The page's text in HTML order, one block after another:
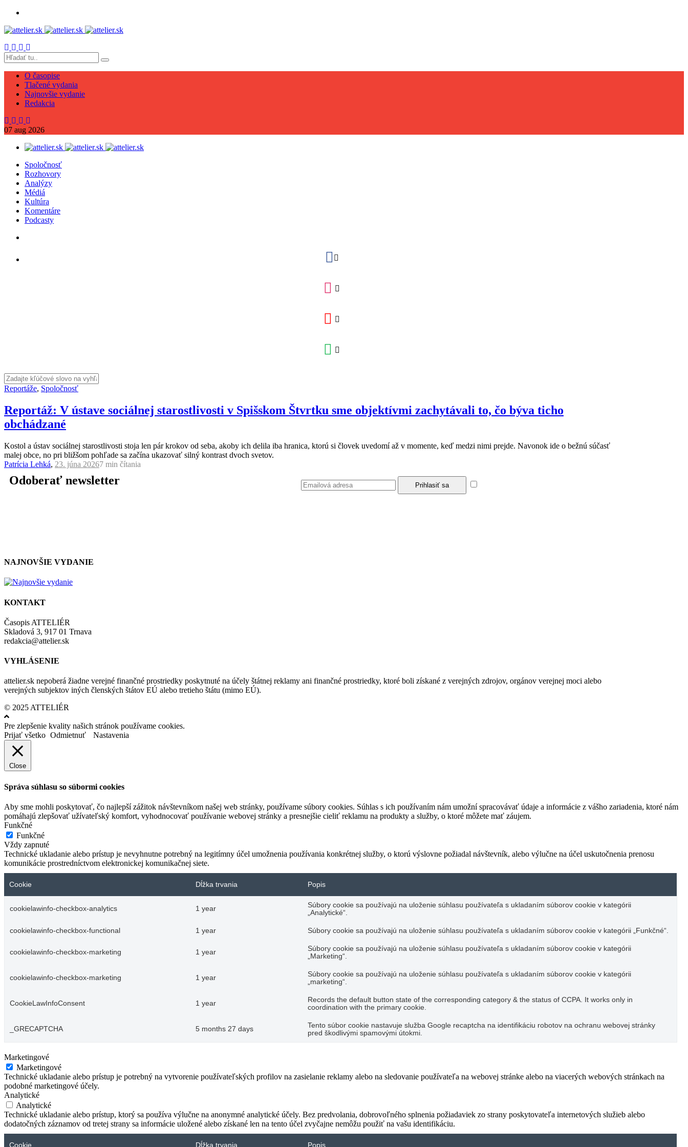
O časopise
Tlačené vydania
Najnovšie vydanie
Redakcia
07 aug 2026
Spoločnosť
Rozhovory
Analýzy
Médiá
Kultúra
Komentáre
Podcasty
Reportáže, Spoločnosť
Reportáž: V ústave sociálnej starostlivosti v Spišskom Štvrtku sme objektívmi zachytávali to, čo býva ticho
obchádzané
Kostol a ústav sociálnej starostlivosti stoja len pár krokov od seba, akoby ich delila iba hranica, ktorú si človek uvedomí až v momente, keď medzi nimi prejde. Navonok ide o bežnú súčasť
malej obce, no pri bližšom pohľade sa začína ukazovať silný kontrast dvoch svetov.
Patrícia Lehká, 23. júna 20267 min čítania
Odoberať newsletter
NAJNOVŠIE VYDANIE
KONTAKT
Časopis ATTELIÉR
Skladová 3, 917 01 Trnava
redakcia@attelier.sk
VYHLÁSENIE
attelier.sk nepoberá žiadne verejné finančné prostriedky poskytnuté na účely štátnej reklamy ani finančné prostriedky, ktoré boli získané z verejných zdrojov, orgánov verejnej moci alebo
verejných subjektov iných členských štátov EÚ alebo tretieho štátu (mimo EÚ).
© 2025 ATTELIÉR
Pre zlepšenie kvality našich stránok používame cookies.
Prijať všetko Odmietnuť Nastavenia
Close
Správa súhlasu so súbormi cookies
Aby sme mohli poskytovať, čo najlepší zážitok návštevníkom našej web stránky, používame súbory cookies. Súhlas s ich používaním nám umožní spracovávať údaje a informácie z vášho zariadenia, ktoré nám
pomáhajú zlepšovať užívateľský komfort, vyhodnocovať používanie webovej stránky a presnejšie cieliť reklamu na produkty a služby, o ktoré môžete mať záujem.
Funkčné
Funkčné
Vždy zapnuté
Technické ukladanie alebo prístup je nevyhnutne potrebný na legitímny účel umožnenia používania konkrétnej služby, o ktorú výslovne požiadal návštevník, alebo výlučne na účel uskutočnenia prenosu
komunikácie prostredníctvom elektronickej komunikačnej siete.
Cookie Dĺžka trvania Popis
cookielawinfo-checkbox-analytics 1 year
Súbory cookie sa používajú na uloženie súhlasu používateľa s ukladaním súborov cookie v kategórii
„Analytické“.
cookielawinfo-checkbox-functional 1 year Súbory cookie sa používajú na uloženie súhlasu používateľa s ukladaním súborov cookie v kategórii „Funkčné“.
cookielawinfo-checkbox-marketing 1 year
Súbory cookie sa používajú na uloženie súhlasu používateľa s ukladaním súborov cookie v kategórii
„Marketing“.
cookielawinfo-checkbox-marketing 1 year
Súbory cookie sa používajú na uloženie súhlasu používateľa s ukladaním súborov cookie v kategórii
„marketing“.
CookieLawInfoConsent 1 year
Records the default button state of the corresponding category & the status of CCPA. It works only in
coordination with the primary cookie.
_GRECAPTCHA 5 months 27 days
Tento súbor cookie nastavuje služba Google recaptcha na identifikáciu robotov na ochranu webovej stránky
pred škodlivými spamovými útokmi.
Marketingové
Marketingové
Technické ukladanie alebo prístup je potrebný na vytvorenie používateľských profilov na zasielanie reklamy alebo na sledovanie používateľa na webovej stránke alebo na viacerých webových stránkach na
podobné marketingové účely.
Analytické
Analytické
Technické ukladanie alebo prístup, ktorý sa používa výlučne na anonymné analytické účely. Bez predvolania, dobrovoľného splnenia požiadaviek zo strany poskytovateľa internetových služieb alebo
dodatočných záznamov od tretej strany sa informácie uložené alebo získané len na tento účel zvyčajne nemôžu použiť na vašu identifikáciu.
Cookie Dĺžka trvania Popis